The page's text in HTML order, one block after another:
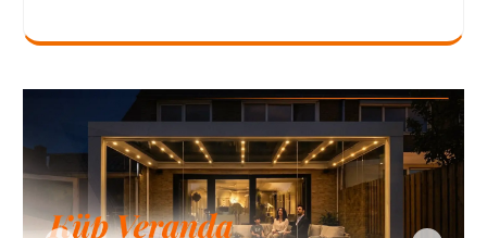
Sarajevo
Sivas
switzerland